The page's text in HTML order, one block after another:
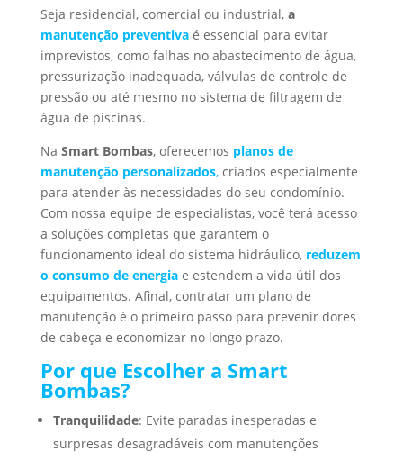
Seja residencial, comercial ou industrial, a
manutenção preventivaé essencial para evitar
imprevistos, como falhas no abastecimento de água,
pressurização inadequada, válvulas de controle de
pressão ou até mesmo no sistema de filtragem de
água de piscinas.
Na Smart Bombas, oferecemos planos de
manutenção personalizados,criados especialmente
para atender às necessidades do seu condomínio.
Com nossa equipe de especialistas, você terá acesso
a soluções completas que garantem o
funcionamento ideal do sistema hidráulico, reduzem
o consumo de energiae estendem a vida útil dos
equipamentos. Afinal, contratar um plano de
manutenção é o primeiro passo para prevenir dores
de cabeça e economizar no longo prazo.
Por que Escolher a Smart
Bombas?
Tranquilidade: Evite paradas inesperadas e
surpresas desagradáveis com manutenções